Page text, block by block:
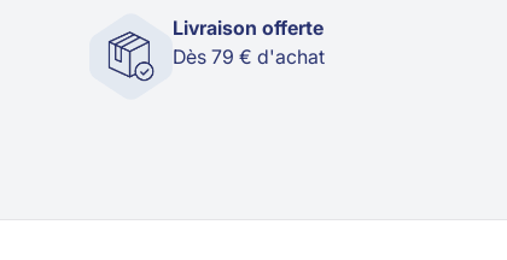
Livraison offerte
Dès 79 € d'achat